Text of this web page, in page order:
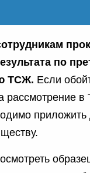
по
ТСЖ. Если
приложить